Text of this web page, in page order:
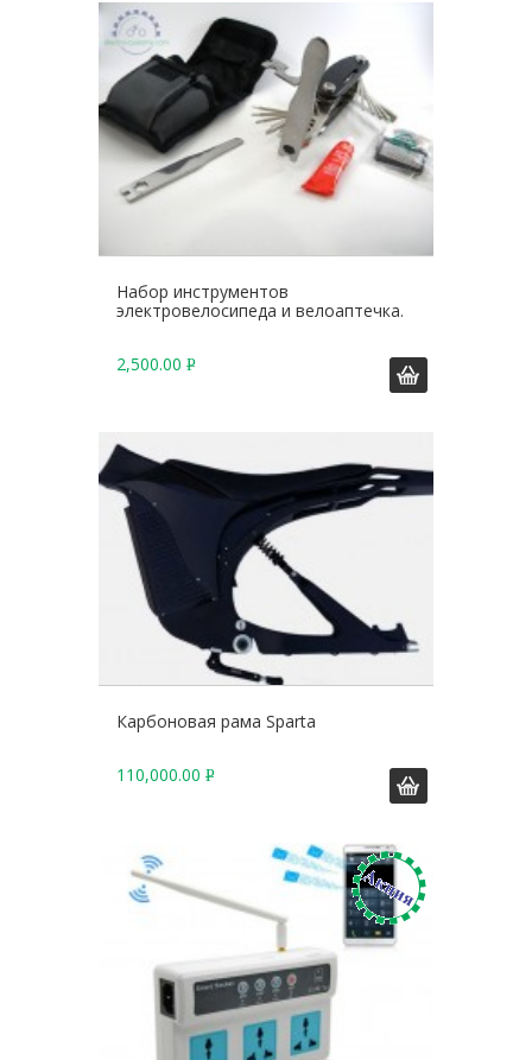
Набор инструментов
электровелосипеда и велоаптечка.
2,500.00 Р
Карбоновая рама Sparta
110,000.00 Р